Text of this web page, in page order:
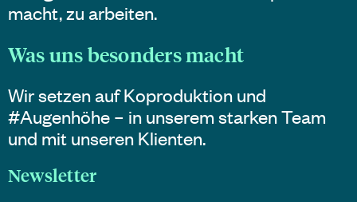
macht, zu arbeiten.
Was uns besonders macht
Wir setzen auf Koproduktion und
#Augenhöhe – in unserem starken Team
und mit unseren Klienten.
Newsletter